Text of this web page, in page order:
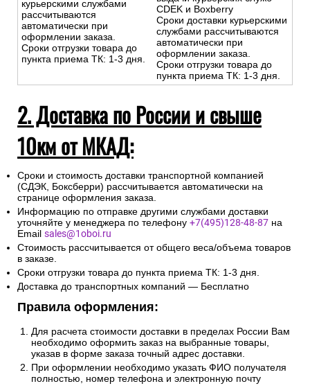
курьерскими службами
рассчитываются
автоматически при
оформлении заказа.
Сроки отгрузки товара до
пункта приема ТК: 1-3 дня.
CDEK и Boxberry
Сроки доставки курьерскими
службами рассчитываются
автоматически при
оформлении заказа.
Сроки отгрузки товара до
пункта приема ТК: 1-3 дня.
2. Доставка по России и свыше
10км от МКАД:
Сроки и стоимость доставки транспортной компанией
(СДЭК, Боксберри) рассчитывается автоматически на
странице оформления заказа.
Информацию по отправке другими службами доставки
уточняйте у менеджера по телефону +7(495)128-48-87 на
Email sales@1oboi.ru
Стоимость рассчитывается от общего веса/объема товаров
в заказе.
Сроки отгрузки товара до пункта приема ТК: 1-3 дня.
Доставка до транспортных компаний — Бесплатно
Правила оформления:
Для расчета стоимости доставки в пределах России Вам
необходимо оформить заказ на выбранные товары,
указав в форме заказа точный адрес доставки.
При оформлении необходимо указать ФИО получателя
полностью, номер телефона и электронную почту